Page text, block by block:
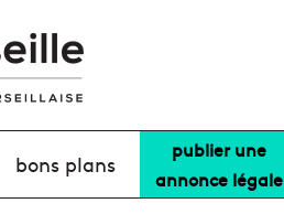
bons plans
publier une
annonce légale